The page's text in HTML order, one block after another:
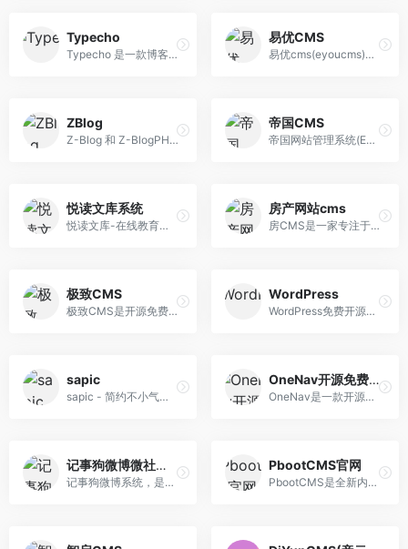
Typecho
Typecho 是一款博客程序，它在 GPL version 2 许可证下发行，基于 PHP (需要 PHP5 以上版本)构建,可以运行在各种平台上，支持多种数据库(Mysql, PostgreSQL, SQLite)。
易优CMS
易优cms(eyoucms)是一款专注于企业网站建设的企业建站系统,系统以免费、安全、易用为宗旨，可免费下载海量企业网站模板，各类实用的eyoucms企业网站插件.用易优建站快速简单.
ZBlog
Z-Blog 和 Z-BlogPHP 是由 Z-Blog 团队开发的开源免费、小巧强大的博客程序与 CMS 建站系统。
帝国CMS
帝国网站管理系统(EmpireCMS) － 超高安全、超高稳定的开源CMS系统
悦读文库系统
悦读文库-在线教育平台是集软件开发、网站设计、文库系统、文库、素材网站、网站源码、素材网站源码、文库源码、文库系统源码、文库系统开发、网页美工、文库下载、软件下载、网站营销为一体的聚合平台，旗下拥有自主开放的文库建站系统、文档在线分享平台以及与数百家合作伙伴提供网站运营服务。
房产网站cms
房CMS是一家专注于房地产网站系统开发与建设房产门户平台的软件系统,是房产行业网站的最佳选择,房产系统采用php+mysql编程语言编写!
极致CMS
极致CMS是开源免费的PHPCMS网站内容管理系统，无商业授权，简单易用，提供丰富的插件，帮您实现零基础搭建不同类型网站（企业站，门户站，个人博客站等），是您建站的好帮手。极速建站，就选极致CMS。
WordPress
WordPress免费开源程序，WordPress 可以搭建功能强大的网络信息发布平台，但更多的是应用于个性化的博客。能让您轻松创建美丽网站、博客和应用的开源软件。
sapic
sapic - 简约不小气的自建图床程序
OneNav开源免费的书签（导航）管理程序
OneNav是一款开源免费的书签（导航）管理程序，由xiaoz使用使用PHP + SQLite 3开发，界面简洁，安装简单，使用方便。OneNav可帮助你你将浏览器书签集中式管理，解决跨设备、跨平台、跨浏览器之间同步和访问困难问题，做到一处部署，随处访问。
记事狗微博微社区系统
记事狗微博系统，是一套创新的PHP开源微社区程序，支持多种手机客户端，既可独立建站也可与已有网站整合，通过微评论模块、关注转发机制打通全站的信息流、关系流，是留存活跃社区的必备系统。
PbootCMS官网
PbootCMS是全新内核且永久开源免费的PHP企业网站开发建设管理系统，是一套高效、简洁、 强悍的可免费商用的PHP CMS源码，能够满足各类企业网站开发建设的需要。系统采用简单到想哭的模板标签，只要懂HTML就可快速开发企业网站。官方提供了大量网站模板免费下载和使用，将致力于为广大开发者和企业提供最佳的网站开发建设解决方案。